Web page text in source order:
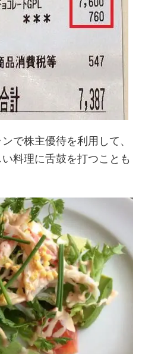
で株主優待を利用して、
料理に舌鼓を打つことも